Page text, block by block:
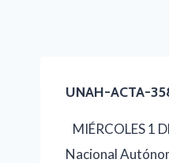
UNAH-ACTA-
MIÉRCOLES 1
Nacional